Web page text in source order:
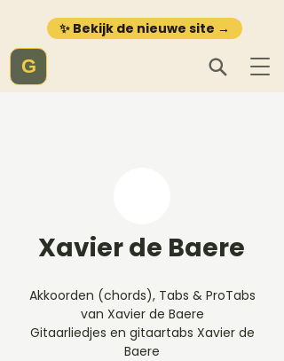
✨ Bekijk de nieuwe site →
G
Xavier de Baere
Akkoorden (chords), Tabs & ProTabs
van Xavier de Baere
Gitaarliedjes en gitaartabs Xavier de
Baere